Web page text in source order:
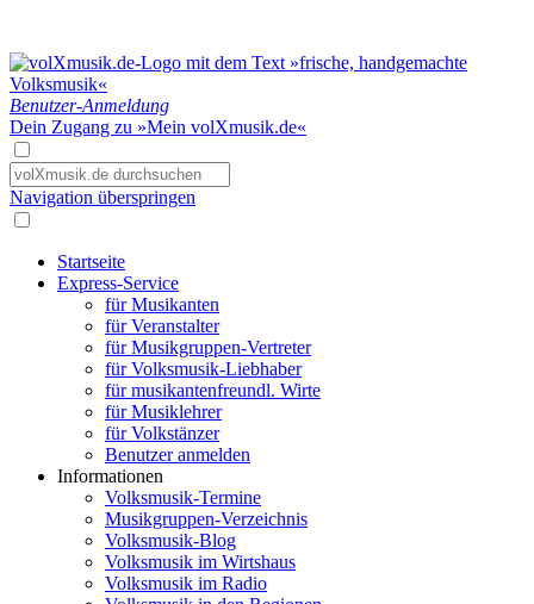
Benutzer-Anmeldung
Dein Zugang zu »Mein volXmusik.de«
Navigation überspringen
Startseite
Express-Service
für Musikanten
für Veranstalter
für Musikgruppen-Vertreter
für Volksmusik-Liebhaber
für musikantenfreundl. Wirte
für Musiklehrer
für Volkstänzer
Benutzer anmelden
Informationen
Volksmusik-Termine
Musikgruppen-Verzeichnis
Volksmusik-Blog
Volksmusik im Wirtshaus
Volksmusik im Radio